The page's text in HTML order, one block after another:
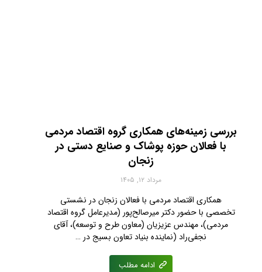
بررسی زمینه‌های همکاری گروه اقتصاد مردمی
با فعالان حوزه پوشاک و صنایع دستی در
زنجان
مرداد ۱۲, ۱۴۰۵
همکاری اقتصاد مردمی با فعالان زنجان در نشستی
تخصصی با حضور دکتر میرصالح‌پور (مدیرعامل گروه اقتصاد
مردمی)، مهندس عزیزیان (معاون طرح و توسعه)، آقای
نجفی‌راد (نماینده بنیاد تعاون بسیج در …
ادامه مطلب